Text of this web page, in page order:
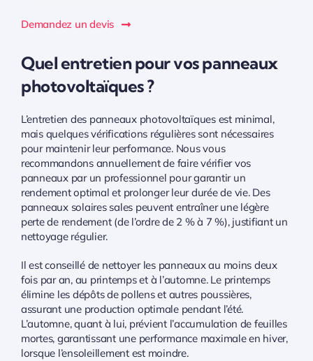
Demandez un devis
Quel entretien pour vos panneaux
photovoltaïques ?
L’entretien des panneaux photovoltaïques est minimal,
mais quelques vérifications régulières sont nécessaires
pour maintenir leur performance. Nous vous
recommandons annuellement de faire vérifier vos
panneaux par un professionnel pour garantir un
rendement optimal et prolonger leur durée de vie. Des
panneaux solaires sales peuvent entraîner une légère
perte de rendement (de l’ordre de 2 % à 7 %), justifiant un
nettoyage régulier.
Il est conseillé de nettoyer les panneaux au moins deux
fois par an, au printemps et à l’automne. Le printemps
élimine les dépôts de pollens et autres poussières,
assurant une production optimale pendant l’été.
L’automne, quant à lui, prévient l’accumulation de feuilles
mortes, garantissant une performance maximale en hiver,
lorsque l’ensoleillement est moindre.